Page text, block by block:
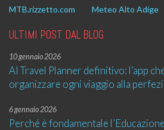
MTB.rizzetto.com
Meteo Alto Adige
ULTIMI POST DAL BLOG
10 gennaio 2026
AI Travel Planner definitivo: l’app
organizzare ogni viaggio alla
6 gennaio 2026
Perché è fondamentale